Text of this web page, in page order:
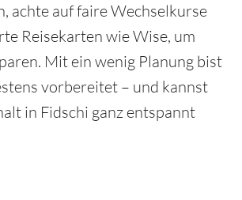
achte auf faire Wechselkurse
Reisekarten wie Wise, um
Mit ein wenig Planung bist
vorbereitet – und kannst
in Fidschi ganz entspannt